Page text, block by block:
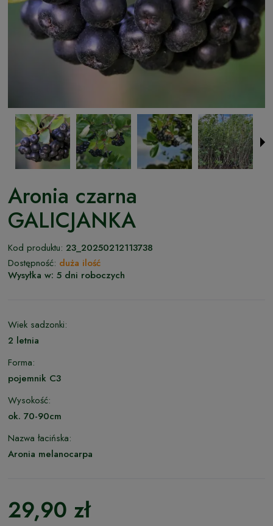
Aronia czarna
GALICJANKA
Kod produktu: 23_20250212113738
Dostępność: duża ilość
Wysyłka w: 5 dni roboczych
Wiek sadzonki:
2 letnia
Forma:
pojemnik C3
Wysokość:
ok. 70-90cm
Nazwa łacińska:
Aronia melanocarpa
29,90 zł